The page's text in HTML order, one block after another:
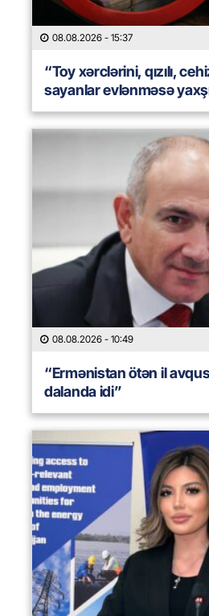
08.08.2026 - 15:37
“Toy xərclərini, qızılı,
sayanlar evlənməsə
08.08.2026 - 10:49
“Ermənistan ötən il
dalanda idi”